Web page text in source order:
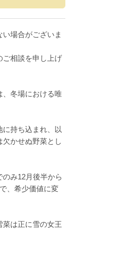
場合がございま
ご相談を申し上げ
、冬場における唯
持ち込まれ、以
かせぬ野菜とし
み12月後半から
、希少価値に変
菜は正に雪の女王